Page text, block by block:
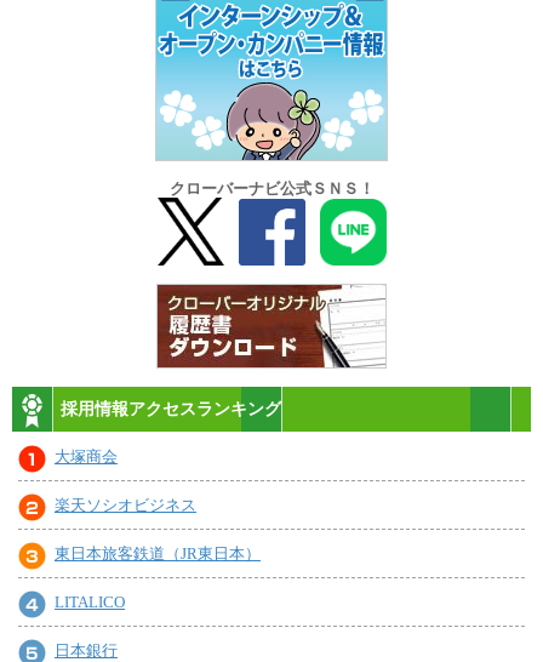
クローバーナビ公式ＳＮＳ！
採用情報アクセスランキング
大塚商会
楽天ソシオビジネス
東日本旅客鉄道（JR東日本）
LITALICO
日本銀行